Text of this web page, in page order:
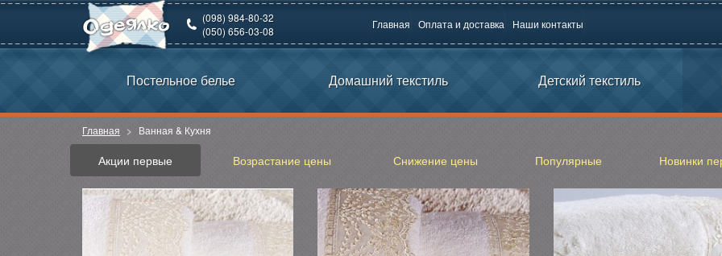
(098) 984-80-32
(050) 656-03-08
Главная Оплата и доставка Наши контакты
Постельное белье Домашний текстиль Детский текстиль
Главная Ванная & Кухня
Акции первые Возрастание цены Снижение цены Популярные Новинки